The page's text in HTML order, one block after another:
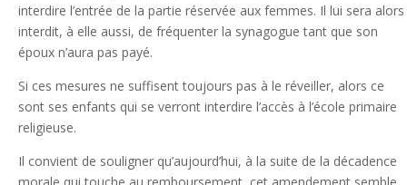
interdire l’entrée de la partie réservée aux femmes. Il lui sera alors
interdit, à elle aussi, de fréquenter la synagogue tant que son
époux n’aura pas payé.
Si ces mesures ne suffisent toujours pas à le réveiller, alors ce
sont ses enfants qui se verront interdire l’accès à l’école primaire
religieuse.
Il convient de souligner qu’aujourd’hui, à la suite de la décadence
morale qui touche au remboursement, cet amendement semble